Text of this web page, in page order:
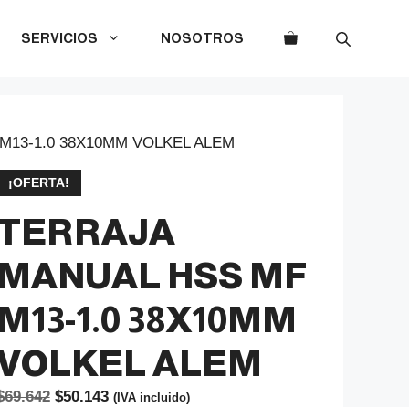
SERVICIOS NOSOTROS
1.0 38X10MM VOLKEL ALEM
¡OFERTA!
MANUAL HSS MF
M13-1.0 38X10MM
ALEM
69.642 El
$50.143El(IVA incluido)